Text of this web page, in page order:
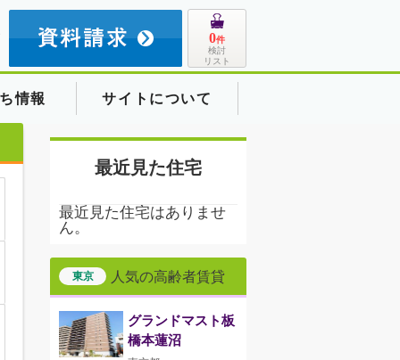
0件
検討
リスト
情報 サイトについて
最近見た住宅
最近見た住宅はありませ
ん。
東京 人気の高齢者賃貸
グランドマスト板
橋本蓮沼